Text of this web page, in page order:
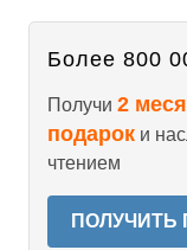
Более 800
Получи 2
подарок и
чтением
ПОЛУЧИТЬ